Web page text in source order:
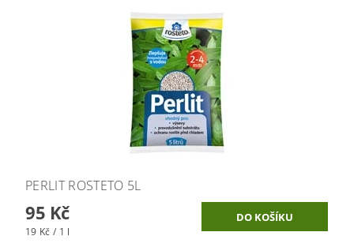
PERLIT ROSTETO 5L
95 Kč
19 Kč / 1 l